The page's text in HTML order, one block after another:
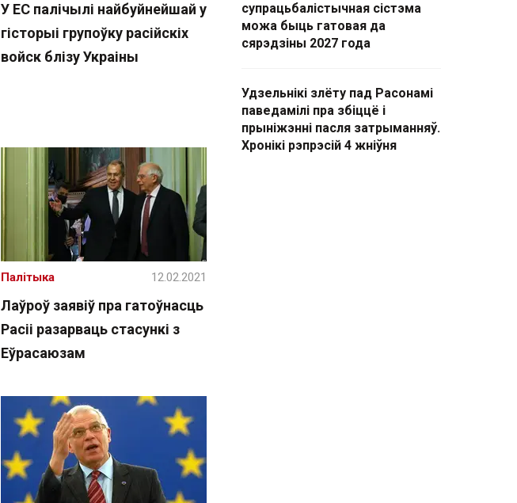
У ЕС палічылі найбуйнейшай у
гісторыі групоўку расійскіх
войск блізу Украіны
Лаўроў заявіў пра гатоўнасць
Расіі разарваць стасункі з
Еўрасаюзам
Палітыка 12.02.2021
супрацьбалістычная сістэма
можа быць гатовая да
сярэдзіны 2027 года
Удзельнікі злёту пад Расонамі
паведамілі пра збіццё і
прыніжэнні пасля затрыманняў.
Хронікі рэпрэсій 4 жніўня